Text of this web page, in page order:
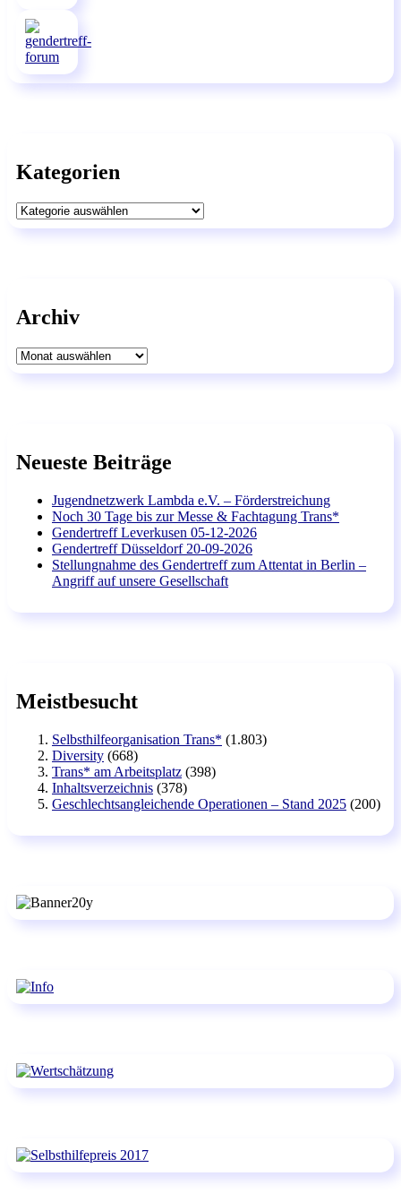
Kategorien
Kategorien
Archiv
Archiv
Neueste Beiträge
Jugendnetzwerk Lambda e.V. – Förderstreichung
Noch 30 Tage bis zur Messe & Fachtagung Trans*
Gendertreff Leverkusen 05-12-2026
Gendertreff Düsseldorf 20-09-2026
Stellungnahme des Gendertreff zum Attentat in Berlin –
Angriff auf unsere Gesellschaft
Meistbesucht
Selbsthilfeorganisation Trans* (1.803)
Diversity (668)
Trans* am Arbeitsplatz (398)
Inhaltsverzeichnis (378)
Geschlechtsangleichende Operationen – Stand 2025 (200)